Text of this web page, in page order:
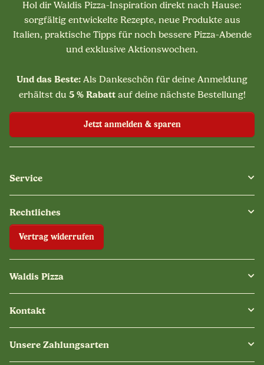
Hol dir Waldis Pizza-Inspiration direkt nach Hause:
sorgfältig entwickelte Rezepte, neue Produkte aus
Italien, praktische Tipps für noch bessere Pizza-Abende
und exklusive Aktionswochen.
Und das Beste: Als Dankeschön für deine Anmeldung
erhältst du 5 % Rabattauf deine nächste Bestellung!
Jetzt anmelden & sparen
Service
Rechtliches
Vertrag widerrufen
Waldis Pizza
Kontakt
Unsere Zahlungsarten